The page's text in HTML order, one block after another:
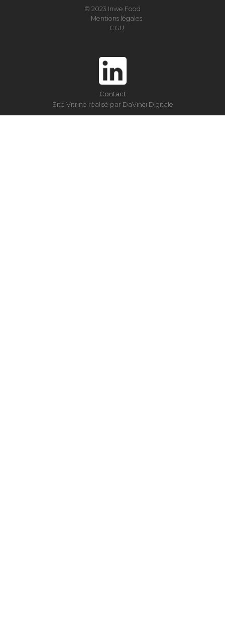
© 2023 Inwe Food
Mentions légales
CGU
Site Vitrine réalisé par DaVinci Digitale
Contact